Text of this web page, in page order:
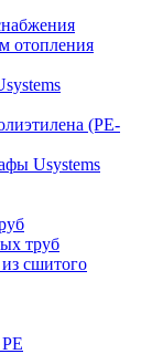
отопления
(PE-
Usystems
труб
сшитого